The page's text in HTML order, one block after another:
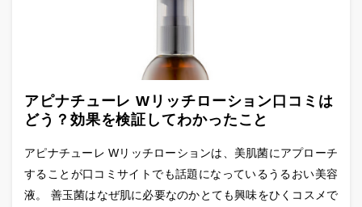
アピナチューレ Wリッチローション口コミは
どう？効果を検証してわかったこと
アピナチューレ Wリッチローションは、美肌菌にアプローチ
することが口コミサイトでも話題になっているうるおい美容
液。 善玉菌はなぜ肌に必要なのかとても興味をひくコスメで